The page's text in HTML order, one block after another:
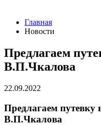
Главная
Новости
Предлагаем
В.П.Чкалова
22.09.2022
Предлагаем путевку
В.П.Чкалова